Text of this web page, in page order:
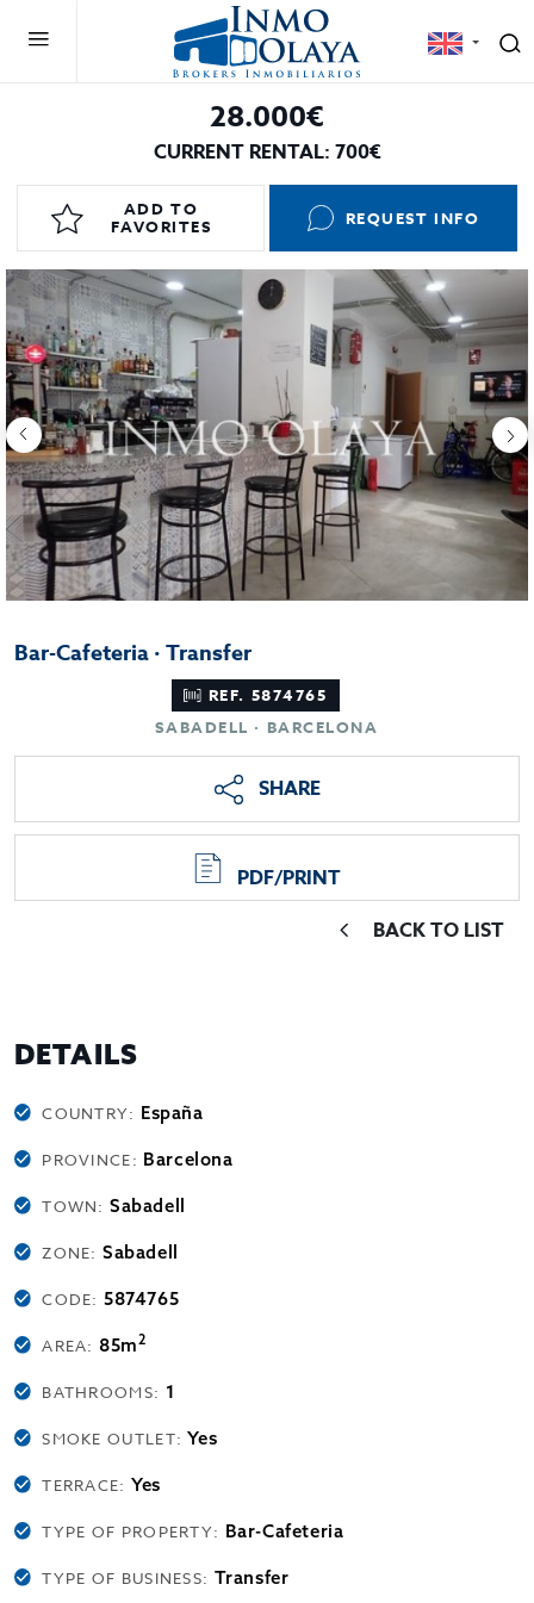
28.000€
CURRENT RENTAL: 700€
ADD TO
FAVORITES
REQUEST INFO
Bar-Cafeteria · Transfer
REF. 5874765
SABADELL · BARCELONA
SHARE
PDF/PRINT
BACK TO LIST
DETAILS
COUNTRY: España
PROVINCE: Barcelona
TOWN:Sabadell
ZONE:Sabadell
CODE:5874765
AREA:85m2
BATHROOMS: 1
SMOKE OUTLET:Yes
TERRACE: Yes
TYPE OF PROPERTY: Bar-Cafeteria
TYPE OF BUSINESS: Transfer